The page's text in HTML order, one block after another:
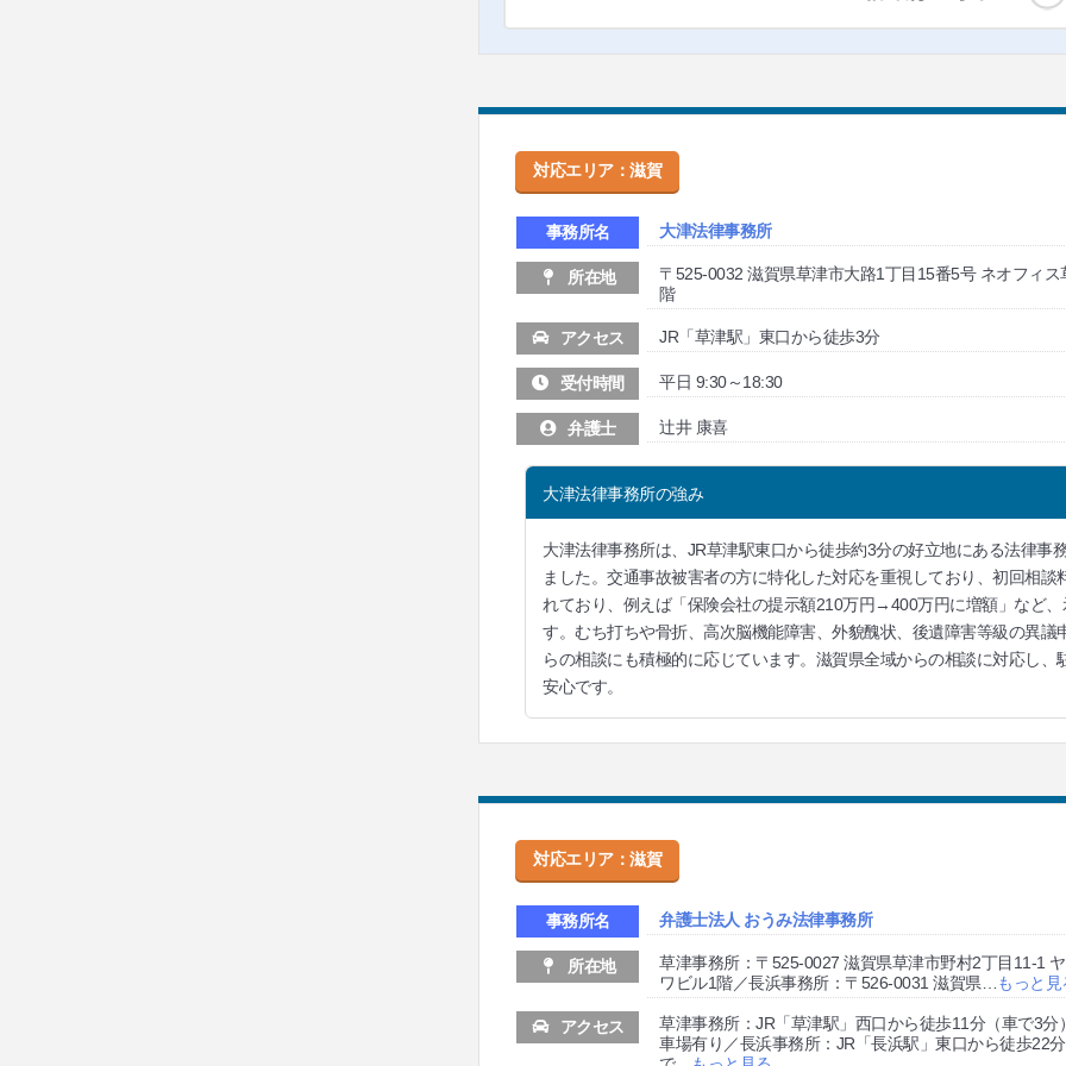
対応エリア：滋賀
事務所名 大津法律事務所
所在地
〒525-0032 滋賀県草津市大路1丁目15番5号 ネオフィス
階
アクセス JR「草津駅」東口から徒歩3分
受付時間 平日 9:30～18:30
弁護士 辻井 康喜
大津法律事務所の強み
大津法律事務所は、JR草津駅東口から徒歩約3分の好立地にある法律事
ました。交通事故被害者の方に特化した対応を重視しており、初回相
れており、例えば「保険会社の提示額210万円→400万円に増額」など
す。むち打ちや骨折、高次脳機能障害、外貌醜状、後遺障害等級の異
らの相談にも積極的に応じています。滋賀県全域からの相談に対応し
安心です。
対応エリア：滋賀
事務所名 弁護士法人 おうみ法律事務所
所在地
草津事務所：〒525-0027 滋賀県草津市野村2丁目11-1
ワビル1階／長浜事務所：〒526-0031 滋賀県
もっと見
アクセス
草津事務所：JR「草津駅」西口から徒歩11分（車で3分
車場有り／長浜事務所：JR「長浜駅」東口から徒歩22